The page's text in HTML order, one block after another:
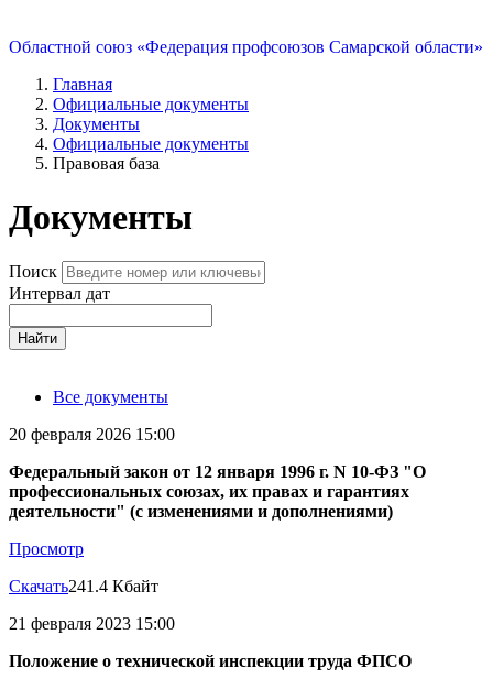
Областной союз «Федерация профсоюзов Самарской области»
Главная
Официальные документы
Документы
Официальные документы
Правовая база
Документы
Поиск
Интервал дат
Найти
Все документы
20 февраля 2026 15:00
Федеральный закон от 12 января 1996 г. N 10-ФЗ "О
профессиональных союзах, их правах и гарантиях
деятельности" (с изменениями и дополнениями)
Просмотр
Скачать241.4 Кбайт
21 февраля 2023 15:00
Положение о технической инспекции труда ФПСО